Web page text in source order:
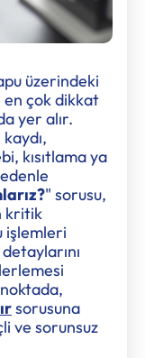
üzerindeki
en çok dikkat
yer alır.
kısıtlama ya
" sorusu,
kritik
işlemleri
sorusuna
ve sorunsuz